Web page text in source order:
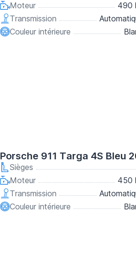
Moteur
490
Transmission
Couleur intérieure
Porsche 911 Targa 4S Bleu
Sièges
Moteur
450
Transmission
Couleur intérieure